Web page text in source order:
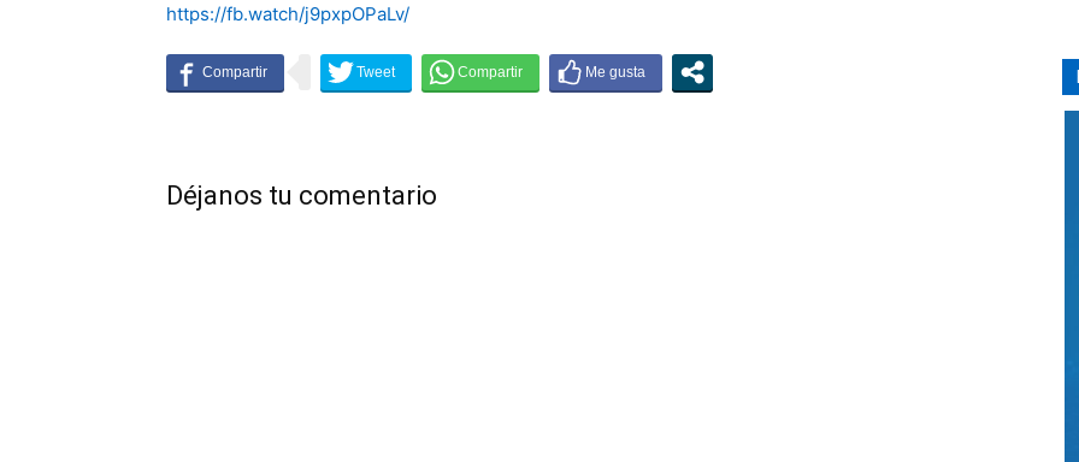
https://fb.watch/j9pxpOPaLv/
Déjanos tu comentario